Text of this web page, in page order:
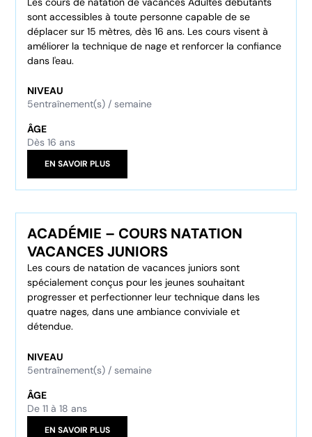
sont accessibles à toute personne capable de se
déplacer sur 15 mètres, dès 16 ans. Les cours visent à
améliorer la technique de nage et renforcer la confiance
dans l'eau.
NIVEAU
5entraînement(s) / semaine
ÂGE
Dès 16 ans
EN SAVOIR PLUS
ACADÉMIE – COURS NATATION
VACANCES JUNIORS
Les cours de natation de vacances juniors sont
spécialement conçus pour les jeunes souhaitant
progresser et perfectionner leur technique dans les
quatre nages, dans une ambiance conviviale et
détendue.
NIVEAU
5entraînement(s) / semaine
ÂGE
De 11 à 18 ans
EN SAVOIR PLUS